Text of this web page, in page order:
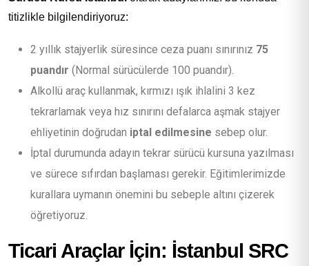
titizlikle bilgilendiriyoruz:
2 yıllık stajyerlik süresince ceza puanı sınırınız 75
puandır (Normal sürücülerde 100 puandır).
Alkollü araç kullanmak, kırmızı ışık ihlalini 3 kez
tekrarlamak veya hız sınırını defalarca aşmak stajyer
ehliyetinin doğrudan iptal edilmesine sebep olur.
İptal durumunda adayın tekrar sürücü kursuna yazılması
ve sürece sıfırdan başlaması gerekir. Eğitimlerimizde
kurallara uymanın önemini bu sebeple altını çizerek
öğretiyoruz.
Ticari Araçlar İçin: İstanbul SRC